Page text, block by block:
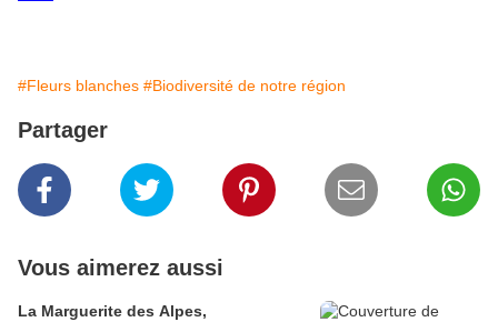
#Fleurs blanches #Biodiversité de notre région
Partager
Vous aimerez aussi
La Marguerite des Alpes,